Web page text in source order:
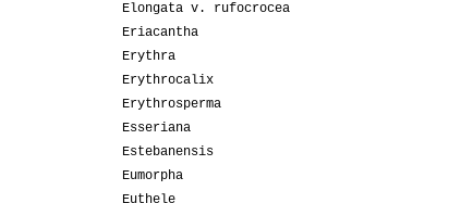
Elongata v. rufocrocea
Eriacantha
Erythra
Erythrocalix
Erythrosperma
Esseriana
Estebanensis
Eumorpha
Euthele